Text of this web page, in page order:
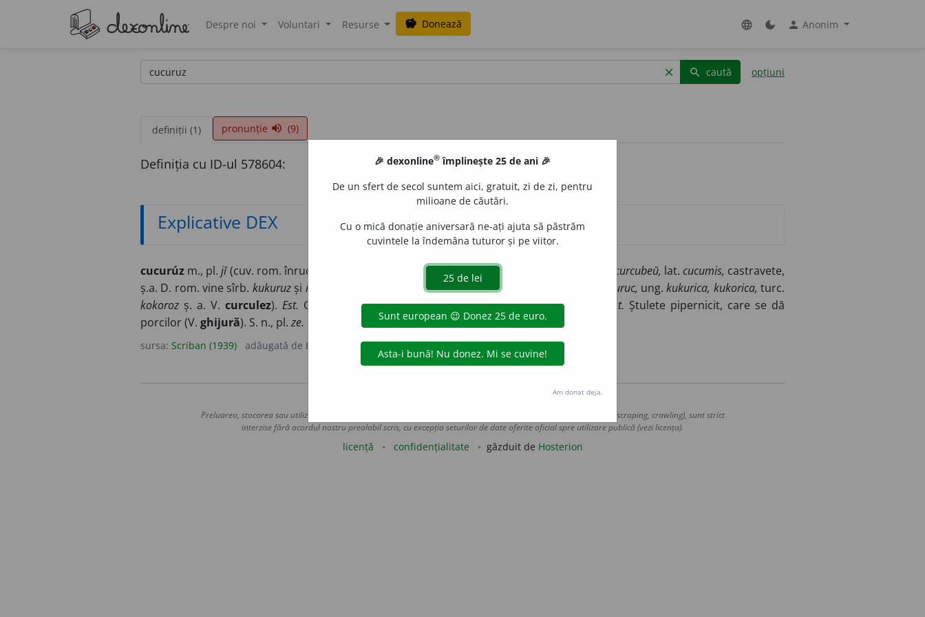
Despre noi Voluntari Resurse savings Donează language dark_mode person Anonim
clear search caută opțiuni
definiții (1) pronunție volume_up (9)
Definiția cu ID-ul 578604:
Explicative DEX
cucurúz m., pl.jĭ(cuv. rom. înrudit cu și cucocă, cocoană, coacăză, cucunar, curcubeŭ, lat. cucumis, castravete,
ș.a. D. rom. vine sîrb. kukuruzși mumuruz, rut. pol.kukuruca, kukurudza, kukuruc, ung.kukurica, kukorica, turc.
kokoroz ș. a. V. curculez). Est. Con (fruct) de brad, cĭucĭulete.Trans.Popoșoĭ, porumb. Est. Ștulete pipernicit, care se dă
porcilor (V. ghijură). S. n., pl. ze. Porumbiște. V.strobil.
sursa: Scriban (1939) adăugată de LauraGellner acțiuni
Preluarea, stocarea sau utilizarea datelor de pe acest site, inclusiv prin orice metode de extragere automată (web scraping, crawling), sunt strict
interzise fără acordul nostru prealabil scris, cu excepția seturilor de date oferite oficial spre utilizare publică (vezi licența).
licență confidențialitate găzduit de Hosterion
🎉 dexonline® împlinește 25 de ani 🎉
De un sfert de secol suntem aici, gratuit, zi de zi, pentru
milioane de căutări.
Cu o mică donație aniversară ne-ați ajuta să păstrăm
cuvintele la îndemâna tuturor și pe viitor.
Am donat deja.